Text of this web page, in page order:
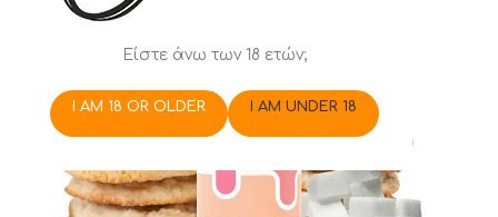
Είστε άνω των 18 ετών;
I AM 18 OR OLDER I AM UNDER 18